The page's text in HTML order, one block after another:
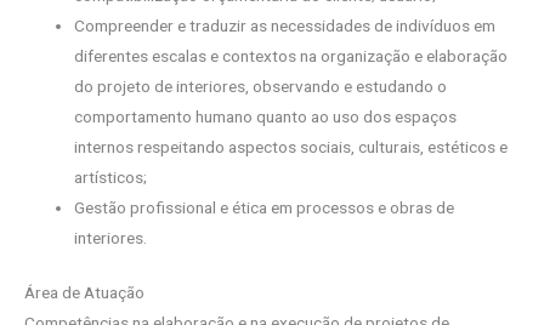
Compreender e traduzir as necessidades de indivíduos em
diferentes escalas e contextos na organização e elaboração
do projeto de interiores, observando e estudando o
comportamento humano quanto ao uso dos espaços
internos respeitando aspectos sociais, culturais, estéticos e
artísticos;
Gestão profissional e ética em processos e obras de
interiores.
Área de Atuação